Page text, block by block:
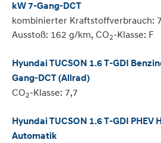
kW 7-Gang-DCT
kombinierter Kraftstoffverbrauch:
Ausstoß: 162 g/km, CO2-Klasse: F
Hyundai TUCSON 1.6 T-GDI
Gang-DCT (Allrad)
CO2-Klasse: 7,7
Hyundai TUCSON 1.6 T-GDI
Automatik